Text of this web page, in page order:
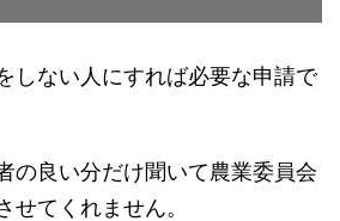
しない人にすれば必要な申請で
の良い分だけ聞いて農業委員会
せてくれません。